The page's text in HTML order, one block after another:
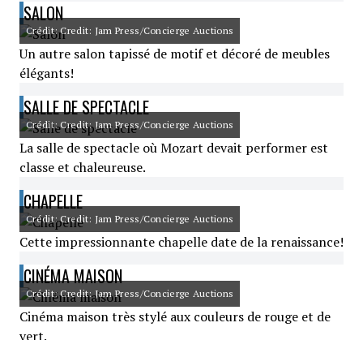
SALON
Crédit: Credit: Jam Press/Concierge Auctions
Un autre salon tapissé de motif et décoré de meubles
élégants!
SALLE DE SPECTACLE
Crédit: Credit: Jam Press/Concierge Auctions
La salle de spectacle où Mozart devait performer est
classe et chaleureuse.
CHAPELLE
Crédit: Credit: Jam Press/Concierge Auctions
Cette impressionnante chapelle date de la renaissance!
CINÉMA MAISON
Crédit: Credit: Jam Press/Concierge Auctions
Cinéma maison très stylé aux couleurs de rouge et de
vert.